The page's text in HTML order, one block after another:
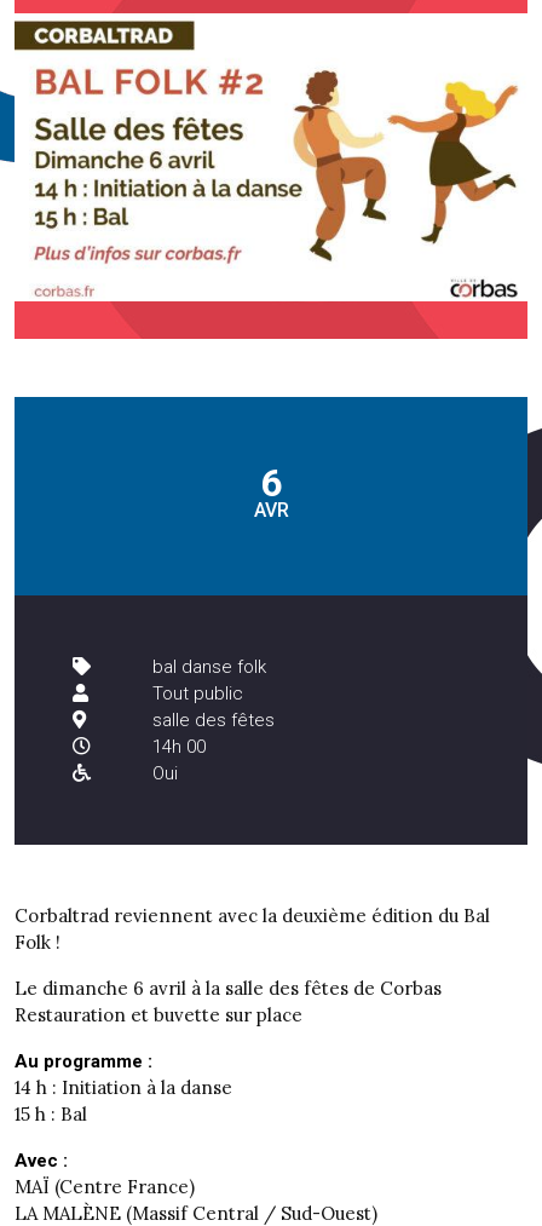
6
AVR
bal danse folk
Tout public
salle des fêtes
14h 00
Oui
Corbaltrad reviennent avec la deuxième édition du Bal
Folk !
Le dimanche 6 avril à la salle des fêtes de Corbas
Restauration et buvette sur place
Au programme :
14 h : Initiation à la danse
15 h : Bal
Avec :
MAÏ (Centre France)
LA MALÈNE (Massif Central / Sud-Ouest)